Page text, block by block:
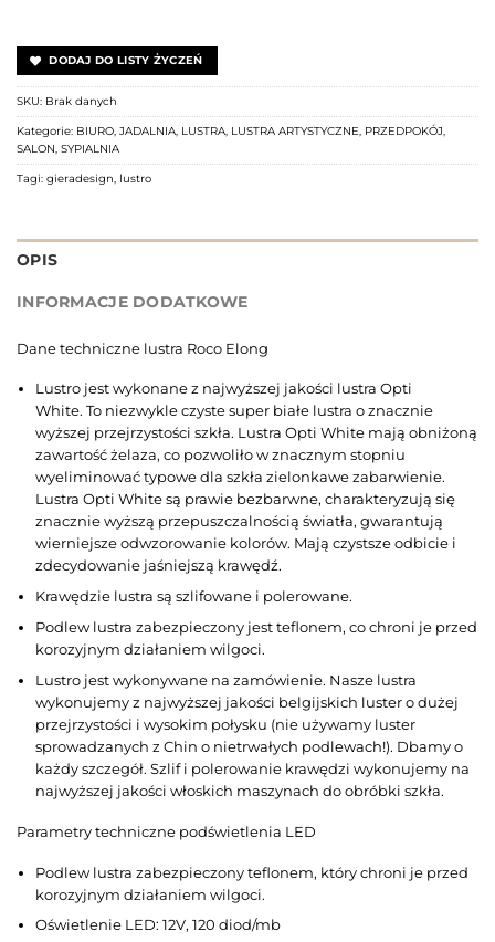
DODAJ DO LISTY ŻYCZEŃ
SKU: Brak danych
Kategorie: BIURO, JADALNIA, LUSTRA, LUSTRA ARTYSTYCZNE, PRZEDPOKÓJ,
SALON, SYPIALNIA
Tagi: gieradesign, lustro
OPIS
INFORMACJE DODATKOWE
Dane techniczne lustra Roco Elong
Lustro jest wykonane z najwyższej jakości lustra Opti
White. To niezwykle czyste super białe lustra o znacznie
wyższej przejrzystości szkła. Lustra Opti White mają obniżoną
zawartość żelaza, co pozwoliło w znacznym stopniu
wyeliminować typowe dla szkła zielonkawe zabarwienie.
Lustra Opti White są prawie bezbarwne, charakteryzują się
znacznie wyższą przepuszczalnością światła, gwarantują
wierniejsze odwzorowanie kolorów. Mają czystsze odbicie i
zdecydowanie jaśniejszą krawędź.
Krawędzie lustra są szlifowane i polerowane.
Podlew lustra zabezpieczony jest teflonem, co chroni je przed
korozyjnym działaniem wilgoci.
Lustro jest wykonywane na zamówienie. Nasze lustra
wykonujemy z najwyższej jakości belgijskich luster o dużej
przejrzystości i wysokim połysku (nie używamy luster
sprowadzanych z Chin o nietrwałych podlewach!). Dbamy o
każdy szczegół. Szlif i polerowanie krawędzi wykonujemy na
najwyższej jakości włoskich maszynach do obróbki szkła.
Parametry techniczne podświetlenia LED
Podlew lustra zabezpieczony teflonem, który chroni je przed
korozyjnym działaniem wilgoci.
Oświetlenie LED: 12V, 120 diod/mb